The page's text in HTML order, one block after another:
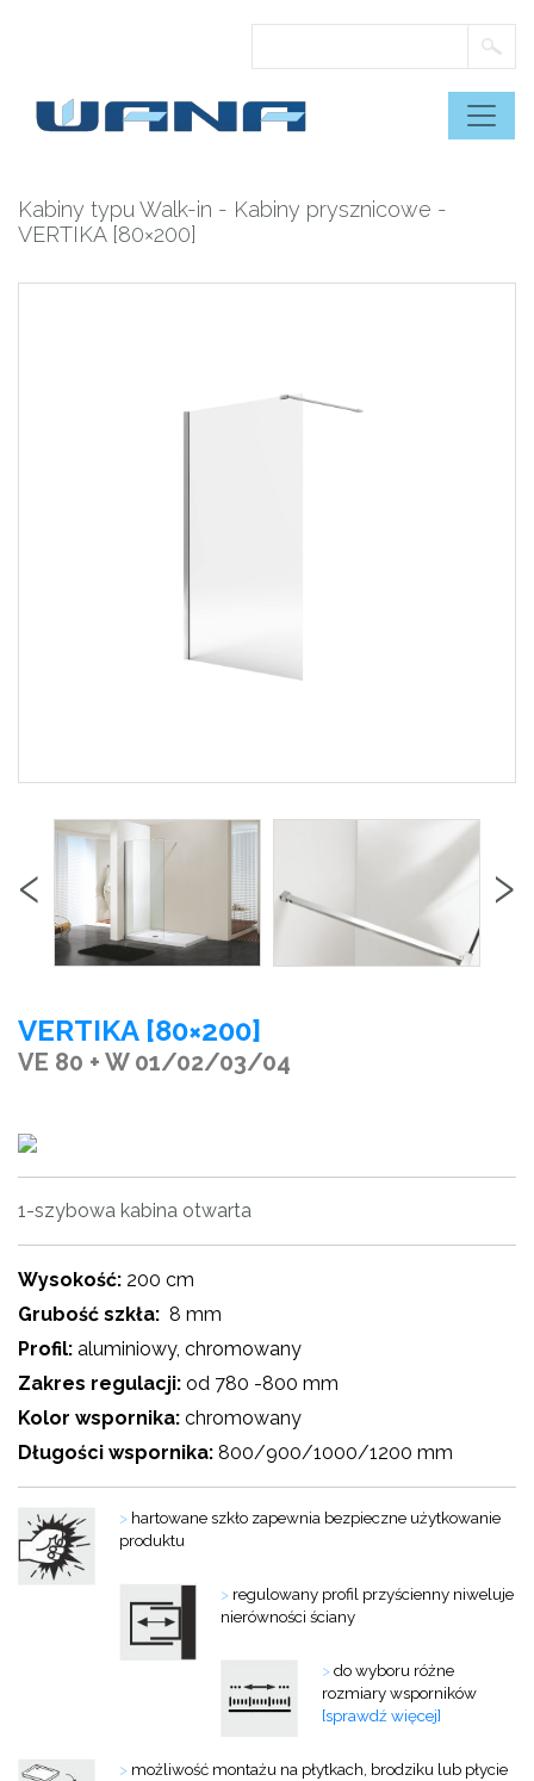
Kabiny typu Walk-in - Kabiny prysznicowe -
VERTIKA [80×200]
‹ ›
VERTIKA [80×200]
VE 80 + W 01/02/03/04
1-szybowa kabina otwarta
Wysokość: 200 cm
Grubość szkła: 8 mm
Profil: aluminiowy, chromowany
Zakres regulacji: od 780 -800 mm
Kolor wspornika: chromowany
Długości wspornika: 800/900/1000/1200 mm
> hartowane szkło zapewnia bezpieczne użytkowanie
produktu
> regulowany profil przyścienny niweluje
nierówności ściany
>do wyboru różne
rozmiary wsporników
[sprawdź więcej]
> możliwość montażu na płytkach, brodziku lub płycie